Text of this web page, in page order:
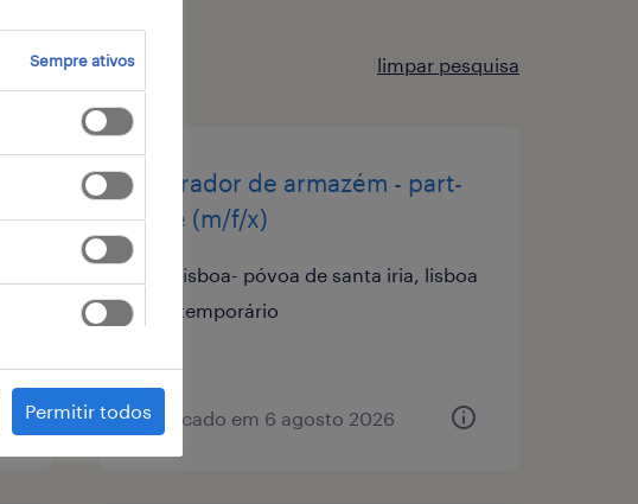
limpar pesquisa
operador de armazém - part-
time (m/f/x)
lisboa- póvoa de santa iria, lisboa
temporário
publicado em 6 agosto 2026
Sempre ativos
Permitir todos